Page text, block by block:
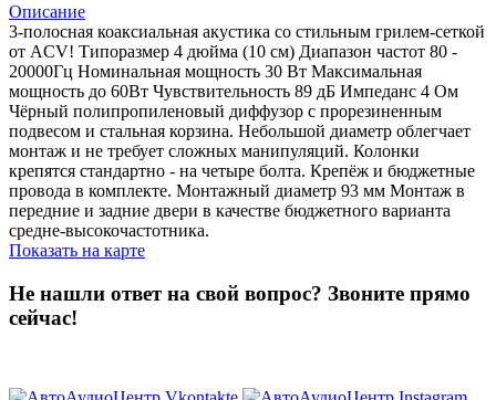
Описание
3-полосная коаксиальная акустика со стильным грилем-сеткой
от ACV! Типоразмер 4 дюйма (10 см) Диапазон частот 80 -
20000Гц Номинальная мощность 30 Вт Максимальная
мощность до 60Вт Чувствительность 89 дБ Импеданс 4 Ом
Чёрный полипропиленовый диффузор с прорезиненным
подвесом и стальная корзина. Небольшой диаметр облегчает
монтаж и не требует сложных манипуляций. Колонки
крепятся стандартно - на четыре болта. Крепёж и бюджетные
провода в комплекте. Монтажный диаметр 93 мм Монтаж в
передние и задние двери в качестве бюджетного варианта
средне-высокочастотника.
Показать на карте
Не нашли ответ на свой вопрос? Звоните прямо
сейчас!